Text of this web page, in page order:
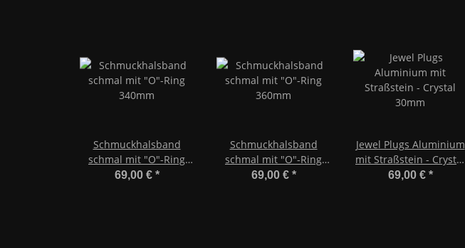
Schmuckhalsband
schmal mit "O"-Ring
340mm
69,00 € *
Schmuckhalsband
schmal mit "O"-Ring
360mm
69,00 € *
Jewel Plugs Aluminium
mit Straßstein - Crystal
30mm
69,00 € *